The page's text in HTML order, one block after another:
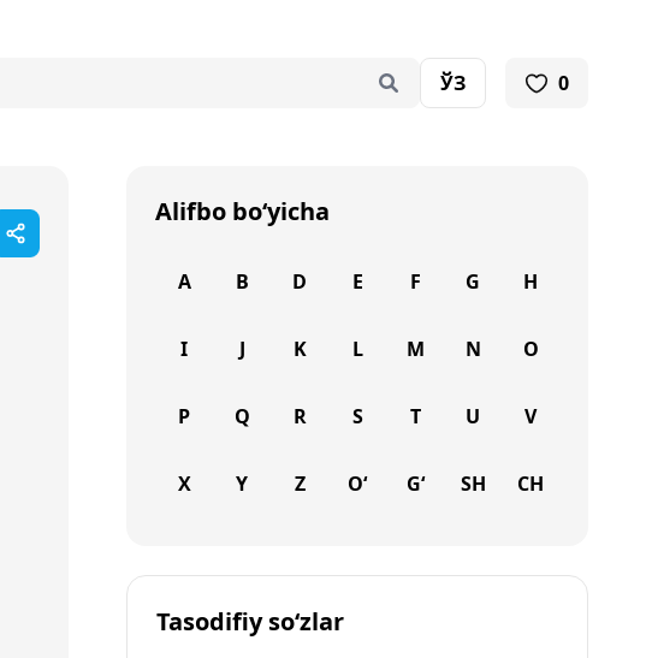
ЎЗ 0
Alifbo bo‘yicha
A B D E F G H
I J K L M N O
P Q R S T U V
X Y Z O‘ G‘ SH CH
Tasodifiy so‘zlar